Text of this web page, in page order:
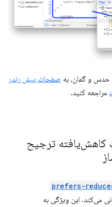
حدس و گمان، به صفحات پیش رندر
مراجعه کنید.
کاهش‌یافته ترجیح
prefers-
می‌کند. این ویژگی به